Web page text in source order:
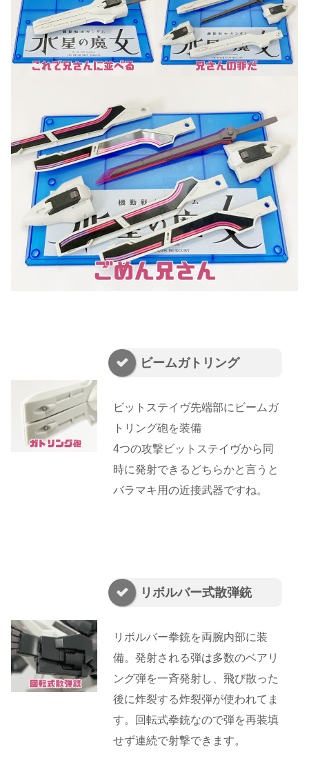
ビームガトリング
ビットステイヴ先端部にビームガ
トリング砲を装備
4つの攻撃ビットステイヴから同
時に発射できるどちらかと言うと
バラマキ用の近接武器ですね。
リボルバー式散弾銃
リボルバー拳銃を両腕内部に装
備。発射される弾は多数のベアリ
ング弾を一斉発射し、飛び散った
後に炸裂する炸裂弾が使われてま
す。回転式拳銃なので弾を再装填
せず連続で射撃できます。